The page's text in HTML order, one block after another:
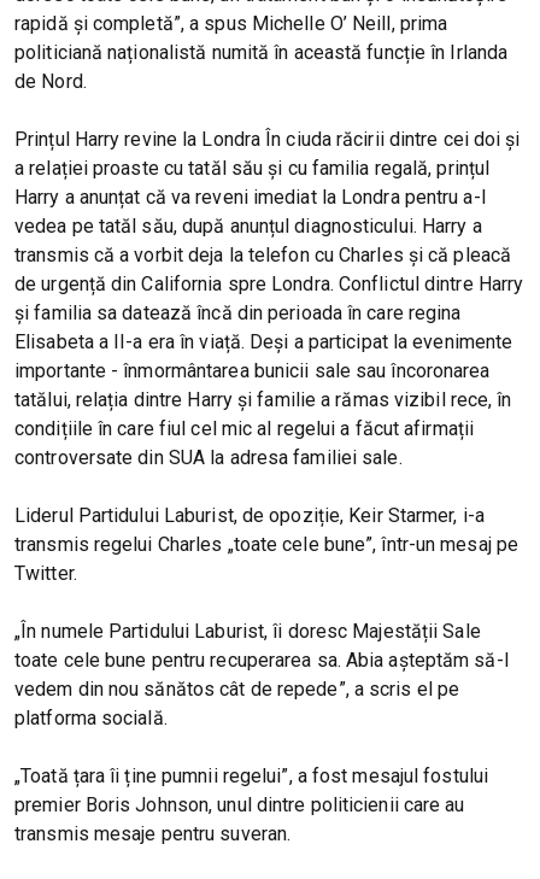
rapidă și completă”, a spus Michelle O’ Neill, prima
politiciană naționalistă numită în această funcție în Irlanda
de Nord.
Prințul Harry revine la Londra În ciuda răcirii dintre cei doi și
a relației proaste cu tatăl său și cu familia regală, prințul
Harry a anunțat că va reveni imediat la Londra pentru a-l
vedea pe tatăl său, după anunțul diagnosticului. Harry a
transmis că a vorbit deja la telefon cu Charles și că pleacă
de urgență din California spre Londra. Conflictul dintre Harry
și familia sa datează încă din perioada în care regina
Elisabeta a II-a era în viață. Deși a participat la evenimente
importante - înmormântarea bunicii sale sau încoronarea
tatălui, relația dintre Harry și familie a rămas vizibil rece, în
condițiile în care fiul cel mic al regelui a făcut afirmații
controversate din SUA la adresa familiei sale.
Liderul Partidului Laburist, de opoziție, Keir Starmer, i-a
transmis regelui Charles „toate cele bune”, într-un mesaj pe
Twitter.
„În numele Partidului Laburist, îi doresc Majestății Sale
toate cele bune pentru recuperarea sa. Abia așteptăm să-l
vedem din nou sănătos cât de repede”, a scris el pe
platforma socială.
„Toată țara îi ține pumnii regelui”, a fost mesajul fostului
premier Boris Johnson, unul dintre politicienii care au
transmis mesaje pentru suveran.